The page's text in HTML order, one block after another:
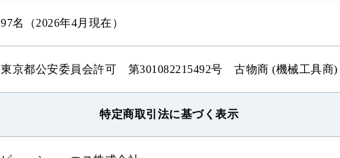
97名（2026年4月現在）
東京都公安委員会許可 第301082215492号 古物商 (機械工具商)
特定商取引法に基づく表示